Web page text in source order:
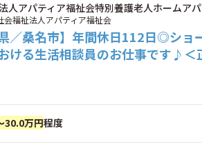
人アパティア福祉会特別養護老人ホームア
会福祉法人アパティア福祉会
県／桑名市】年間休日112日◎ショ
ける生活相談員のお仕事です♪＜
30.0万円程度